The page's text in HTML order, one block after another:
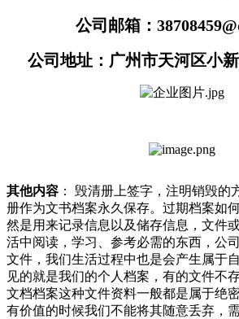
公司邮箱：
公司地址：广州市天河区小
其他内容 ： 毁清册上签字，注明销毁的
册作为文书档案永久保存。过期档案如
然是用来记录信息以及储存信息，文件
活中阅读，学习、参考必需的东西，公
文件，我们生活过程中也是会产生属于
见的就是我们的个人档案，有的文件不
文档档案这种文件资料一般都是属于绝
有价值的时候我们不能将其随意丢弃，